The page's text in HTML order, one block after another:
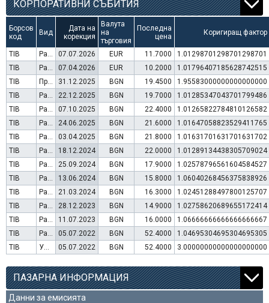
КОРПОРАТИВНИ СЪБИТИЯ
Борсов
код
Вид
Дата на
корекция
Валута
на
търговия
Последна
цена
Коригиращ фактор
TIB Раздаване на дивидент 07.07.2026 EUR 11.7000
1.01298701298701298701
TIB
Раздаване на дивидент 07.04.2026 EUR 10.2000
1.01796407185628742515
TIB
Преминаване към търговия в Евро 31.12.2025 BGN 19.4500
1.95583000000000000000
TIB
Раздаване на дивидент 22.12.2025 BGN 19.7000
1.01285347043701799486
TIB
Раздаване на дивидент 07.10.2025 BGN 22.4000
1.01265822784810126582
TIB
Раздаване на дивидент 24.06.2025 BGN 21.6000
1.01647058823529411765
TIB
Раздаване на дивидент 03.04.2025 BGN 21.8000
1.01631701631701631702
TIB
Раздаване на дивидент 18.12.2024 BGN 22.0000
1.01289134438305709024
TIB
Раздаване на дивидент 25.09.2024 BGN 17.9000
1.02578796561604584527
TIB
Раздаване на дивидент 13.06.2024 BGN 15.8000
1.06040268456375838926
TIB
Раздаване на дивидент 21.03.2024 BGN 16.3000
1.02451288497800125707
TIB
Раздаване на дивидент 28.12.2023 BGN 14.9000
1.02758620689655172414
TIB
Раздаване на дивидент 11.07.2023 BGN 16.0000
1.06666666666666666667
TIB
Раздаване на дивидент 05.07.2022 BGN 52.4000
1.04695304695304695305
TIB
Увеличение на капитал (резерви) 05.07.2022 BGN 52.4000 3.00000000000000000000
ПАЗАРНА ИНФОРМАЦИЯ
Данни за емисията